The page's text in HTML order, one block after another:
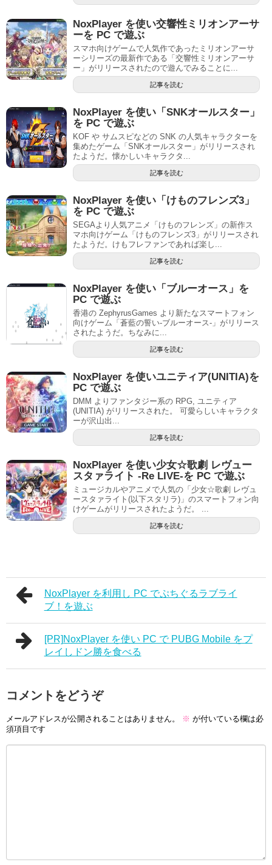
NoxPlayer を使い交響性ミリオンアーサ
ーを PC で遊ぶ
スマホ向けゲームで人気作であったミリオンアーサ
ーシリーズの最新作である「交響性ミリオンアーサ
ー」がリリースされたので遊んでみることに...
記事を読む
NoxPlayer を使い「SNKオールスター」
を PC で遊ぶ
KOF や サムスピなどの SNK の人気キャラクターを
集めたゲーム「SNKオールスター」がリリースされ
たようだ。懐かしいキャラクタ...
記事を読む
NoxPlayer を使い「けものフレンズ3」
を PC で遊ぶ
SEGAより人気アニメ「けものフレンズ」の新作ス
マホ向けゲーム「けものフレンズ3」がリリースされ
たようだ。けもフレファンであれば楽し...
記事を読む
NoxPlayer を使い「ブルーオース」を
PC で遊ぶ
香港の ZephyrusGames より新たなスマートフォン
向けゲーム「蒼藍の誓い-ブルーオース-」がリリース
されたようだ。ちなみに...
記事を読む
NoxPlayer を使いユニティア(UNITIA)を
PC で遊ぶ
DMM よりファンタジー系の RPG, ユニティア
(UNITIA) がリリースされた。 可愛らしいキャラクタ
ーが沢山出...
記事を読む
NoxPlayer を使い少女☆歌劇 レヴュー
スタァライト -Re LIVE-を PC で遊ぶ
ミュージカルやアニメで人気の「少女☆歌劇 レヴュ
ースタァライト(以下スタリラ)」のスマートフォン向
けゲームがリリースされたようだ。 ...
記事を読む
NoxPlayer を利用し PC でぷちぐるラブライ
ブ！を遊ぶ
[PR]NoxPlayer を使い PC で PUBG Mobile をプ
レイしドン勝を食べる
コメントをどうぞ
メールアドレスが公開されることはありません。 ※ が付いている欄は必
須項目です